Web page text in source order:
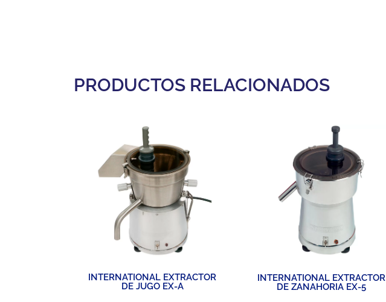
PRODUCTOS RELACIONADOS
INTERNATIONAL EXTRACTOR
DE JUGO EX-A
INTERNATIONAL EXTRACTOR
DE ZANAHORIA EX-5